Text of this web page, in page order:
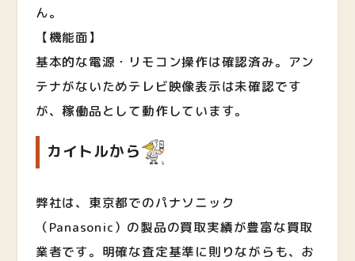
ん。
【機能面】
基本的な電源・リモコン操作は確認済み。アン
テナがないためテレビ映像表示は未確認です
が、稼働品として動作しています。
カイトルから
弊社は、東京都でのパナソニック
（Panasonic）の製品の買取実績が豊富な買取
業者です。明確な査定基準に則りながらも、お